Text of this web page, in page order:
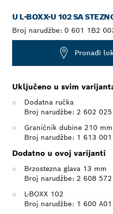
U L-BOXX-U 102 SA
Broj narudžbe: 0 601 1B2
Pronađi
Uključeno u svim
Dodatna ručka
Broj narudžbe: 2 602
Graničnik dubine 210 mm
Broj narudžbe: 1 613
Dodatno u ovoj varijanti
Brzostezna glava 13 mm
Broj narudžbe: 2 608
L-BOXX 102
Broj narudžbe: 1 600 A01